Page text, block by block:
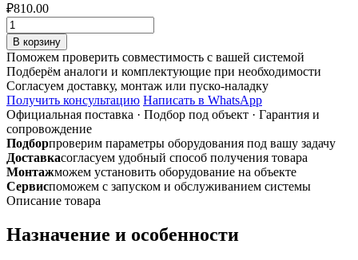
₽810.00
Количество
товара
Врезка
ф315/160
из
оцинкованной
стали
В корзину
Поможем проверить совместимость с вашей системой
Подберём аналоги и комплектующие при необходимости
Согласуем доставку, монтаж или пуско-наладку
Получить консультацию Написать в WhatsApp
Официальная поставка · Подбор под объект · Гарантия и
сопровождение
Подборпроверим параметры оборудования под вашу задачу
Доставкасогласуем удобный способ получения товара
Монтажможем установить оборудование на объекте
Сервиспоможем с запуском и обслуживанием системы
Описание товара
Назначение и особенности